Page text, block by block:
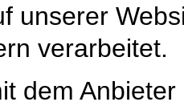
unserer
verarbeitet.
dem Anbieter